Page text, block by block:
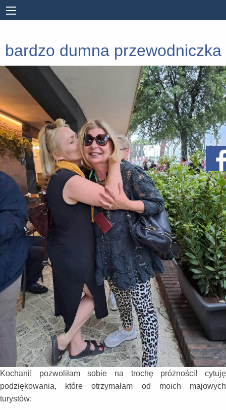
bardzo dumna przewodniczka
Kochani! pozwoliłam sobie na trochę próżności! cytuję
podziękowania, które otrzymałam od moich majowych
turystów: